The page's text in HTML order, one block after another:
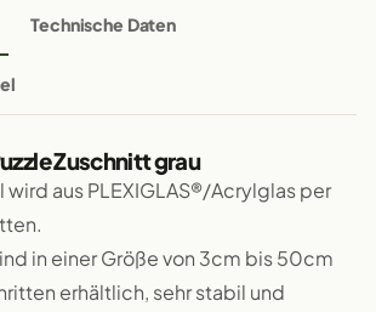
Technische Daten
Zuschnitt grau
wird aus PLEXIGLAS®/Acrylglas per
in einer Größe von 3cm bis 50cm
erhältlich, sehr stabil und